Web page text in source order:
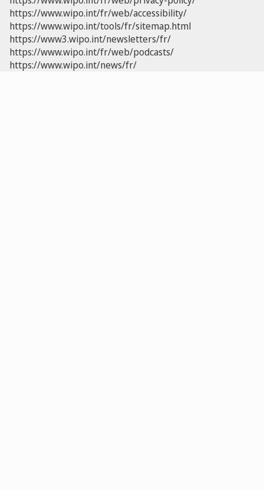
https://www.wipo.int/fr/web/accessibility/
https://www.wipo.int/tools/fr/sitemap.html
https://www3.wipo.int/newsletters/fr/
https://www.wipo.int/fr/web/podcasts/
https://www.wipo.int/news/fr/